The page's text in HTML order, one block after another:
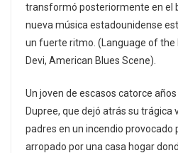
transformó posteriormente en el
nueva música estadounidense
un fuerte ritmo. (Language of the
Devi, American Blues Scene).
Un joven de escasos catorce
Dupree, que dejó atrás su trágica
padres en un incendio provocado
arropado por una casa hogar